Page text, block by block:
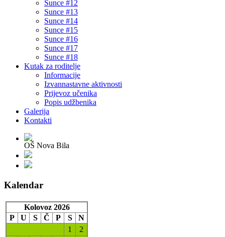
Sunce #12
Sunce #13
Sunce #14
Sunce #15
Sunce #16
Sunce #17
Sunce #18
Kutak za roditelje
Informacije
Izvannastavne aktivnosti
Prijevoz učenika
Popis udžbenika
Galerija
Kontakti
OŠ Nova Bila
Kalendar
Kolovoz 2026
P
U S Č P S
N
1
2